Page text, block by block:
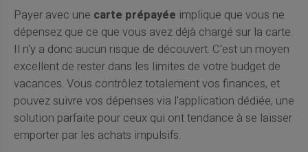
Payer avec une carte prépayée implique que vous ne
dépensez que ce que vous avez déjà chargé sur la carte.
Il n'y a donc aucun risque de découvert. C'est un moyen
excellent de rester dans les limites de votre budget de
vacances. Vous contrôlez totalement vos finances, et
pouvez suivre vos dépenses via l'application dédiée, une
solution parfaite pour ceux qui ont tendance à se laisser
emporter par les achats impulsifs.